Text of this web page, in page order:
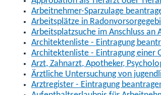
Arbeitnehmer-Sparzulage
Arbeitsplätze in
Arbeitsplatzsuche im Anschluss an
Architektenliste - Eintragung
Architektenliste - Eintragung einer
Arzt, Zahnarzt, Apotheker,
Ärztliche Untersuchung von
Arztregister - Eintragung